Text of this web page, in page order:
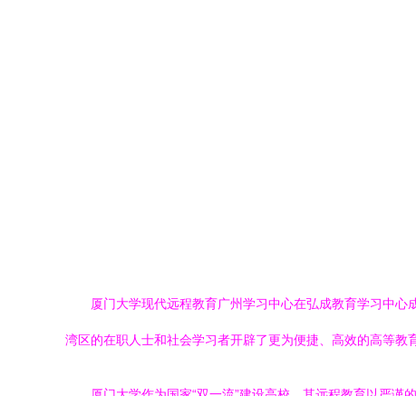
厦门大学现代远程教育广州学习中心在弘成教育学习中
湾区的在职人士和社会学习者开辟了更为便捷、高效的高等教